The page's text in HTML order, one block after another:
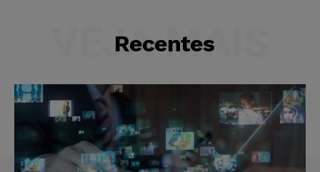
Recentes
VEJA MAIS